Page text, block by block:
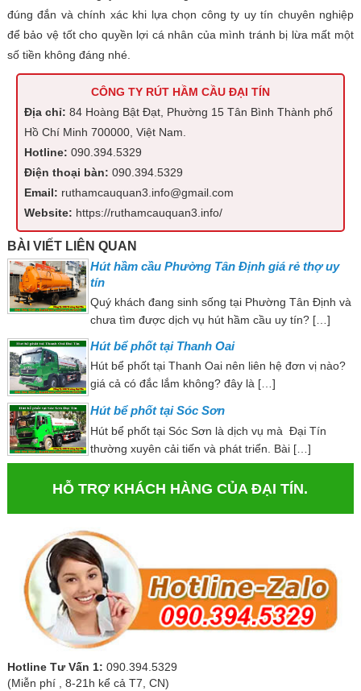
đúng đắn và chính xác khi lựa chọn công ty uy tín chuyên nghiệp
để bảo vệ tốt cho quyền lợi cá nhân của mình tránh bị lừa mất một
số tiền không đáng nhé.
CÔNG TY RÚT HẦM CẦU ĐẠI TÍN
Địa chỉ: 84 Hoàng Bật Đạt, Phường 15 Tân Bình Thành phố
Hồ Chí Minh 700000, Việt Nam.
Hotline:090.394.5329
Điện thoại bàn:090.394.5329
Email: ruthamcauquan3.info@gmail.com
Website: https://ruthamcauquan3.info/
BÀI VIẾT LIÊN QUAN
Hút hầm cầu Phường Tân Định giá rẻ thợ uy
tín
Quý khách đang sinh sống tại Phường Tân Định và
chưa tìm được dịch vụ hút hầm cầu uy tín? […]
Hút bể phốt tại Thanh Oai
Hút bể phốt tại Thanh Oai nên liên hệ đơn vị nào?
giá cả có đắc lắm không? đây là […]
Hút bể phốt tại Sóc Sơn
Hút bể phốt tại Sóc Sơn là dịch vụ mà Đại Tín
thường xuyên cải tiến và phát triển. Bài […]
HỖ TRỢ KHÁCH HÀNG CỦA ĐẠI TÍN.
Hotline Tư Vấn 1: 090.394.5329
(Miễn phí , 8-21h kể cả T7, CN)